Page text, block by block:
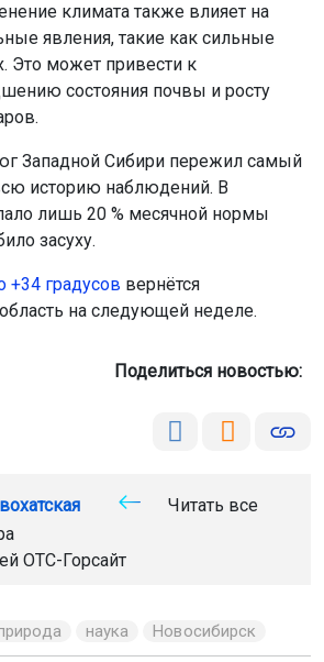
климата также влияет на
явления, такие как сильные
Это может привести к
состояния почвы и росту
Западной Сибири пережил самый
историю наблюдений. В
лишь 20 % месячной нормы
засуху.
+34 градусов вернётся
на следующей неделе.
Поделиться новостью:
Читать все
ОТС-Горсайт
наука Новосибирск